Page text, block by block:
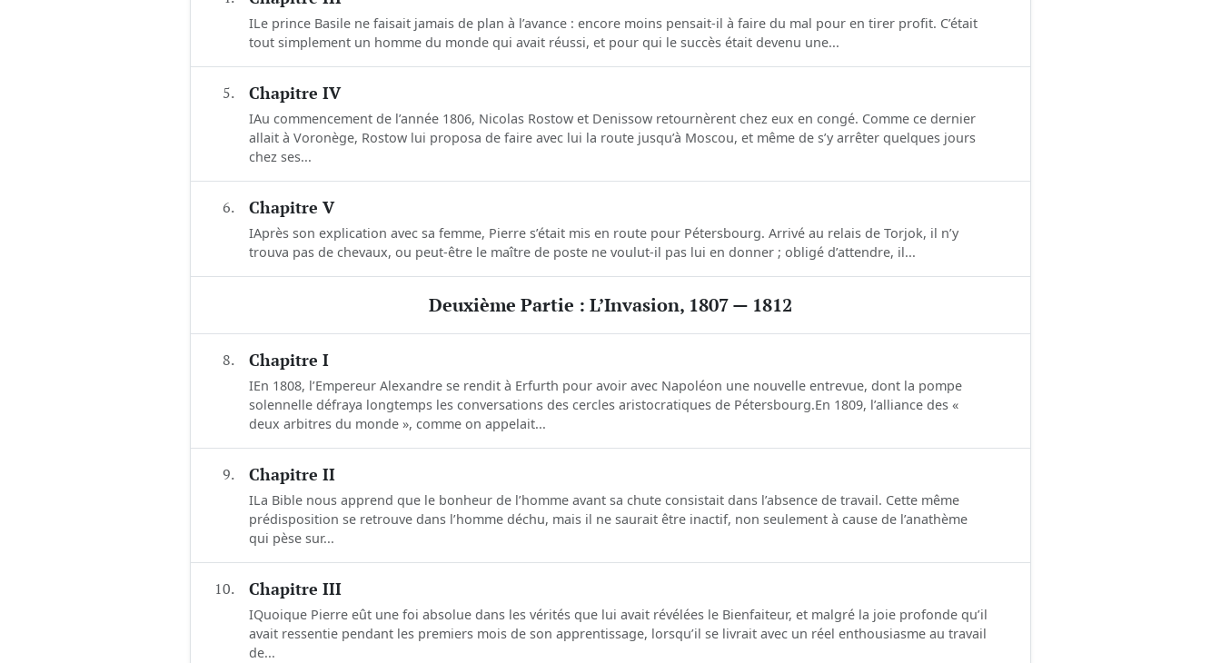
ILe prince Basile ne faisait jamais de plan à l’avance : encore moins pensait-il à faire du mal pour en tirer profit. C’était
tout simplement un homme du monde qui avait réussi, et pour qui le succès était devenu une...
5. Chapitre IV
IAu commencement de l’année 1806, Nicolas Rostow et Denissow retournèrent chez eux en congé. Comme ce dernier
allait à Voronège, Rostow lui proposa de faire avec lui la route jusqu’à Moscou, et même de s’y arrêter quelques jours
chez ses...
6. Chapitre V
IAprès son explication avec sa femme, Pierre s’était mis en route pour Pétersbourg. Arrivé au relais de Torjok, il n’y
trouva pas de chevaux, ou peut-être le maître de poste ne voulut-il pas lui en donner ; obligé d’attendre, il...
Deuxième Partie : L’Invasion, 1807 — 1812
8. Chapitre I
IEn 1808, l’Empereur Alexandre se rendit à Erfurth pour avoir avec Napoléon une nouvelle entrevue, dont la pompe
solennelle défraya longtemps les conversations des cercles aristocratiques de Pétersbourg.En 1809, l’alliance des «
deux arbitres du monde », comme on appelait...
9. Chapitre II
ILa Bible nous apprend que le bonheur de l’homme avant sa chute consistait dans l’absence de travail. Cette même
prédisposition se retrouve dans l’homme déchu, mais il ne saurait être inactif, non seulement à cause de l’anathème
qui pèse sur...
10. Chapitre III
IQuoique Pierre eût une foi absolue dans les vérités que lui avait révélées le Bienfaiteur, et malgré la joie profonde qu’il
avait ressentie pendant les premiers mois de son apprentissage, lorsqu’il se livrait avec un réel enthousiasme au travail
de...